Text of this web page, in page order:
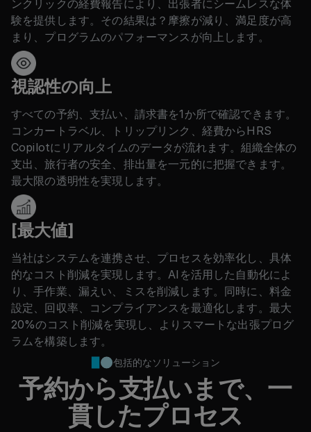
ンクリックの経費報告により、出張者にシームレスな体
験を提供します。その結果は？摩擦が減り、満足度が高
まり、プログラムのパフォーマンスが向上します。
視認性の向上
すべての予約、支払い、請求書を1か所で確認できます。
コンカートラベル、トリップリンク、経費からHRS
Copilotにリアルタイムのデータが流れます。組織全体の
支出、旅行者の安全、排出量を一元的に把握できます。
最大限の透明性を実現します。
[最大値]
当社はシステムを連携させ、プロセスを効率化し、具体
的なコスト削減を実現します。AIを活用した自動化によ
り、手作業、漏えい、ミスを削減します。同時に、料金
設定、回収率、コンプライアンスを最適化します。最大
20%のコスト削減を実現し、よりスマートな出張プログ
ラムを構築します。
包括的なソリューション
予約から支払いまで、一
貫したプロセス